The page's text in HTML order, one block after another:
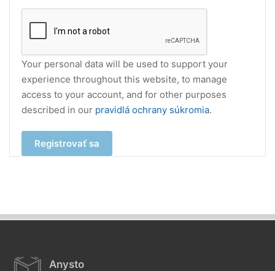
Your personal data will be used to support your
experience throughout this website, to manage
access to your account, and for other purposes
described in our pravidlá ochrany súkromia.
Registrovať sa
Anysto